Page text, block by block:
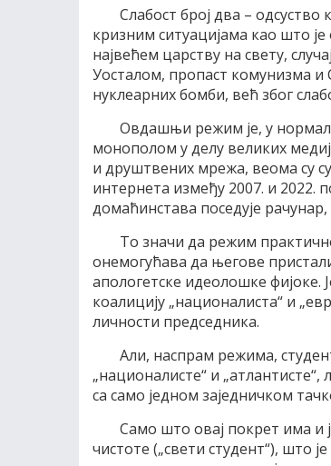
Слабост број два – одсуство
кризним ситуацијама као што
највећем царству на свету,
Уосталом, пропаст комунизма и
нуклеарних бомби, већ због
Овдашњи режим је, у
монополом у делу великих
и друштвених мрежа, веома су
интернета између 2007. и 2022.
домаћинстава поседује
То значи да режим
онемогућава да његове
апологетске идеолошке фијоке.
коалицију „националиста“ и
личности председника.
Али, наспрам режима,
„националисте“ и
са само једном заједничком
Само што овај покрет има и
чистоте („свети студент“), што